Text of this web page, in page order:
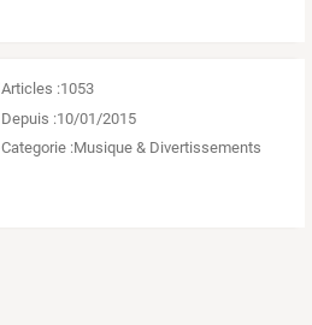
Articles :1053
Depuis :10/01/2015
Categorie :Musique & Divertissements